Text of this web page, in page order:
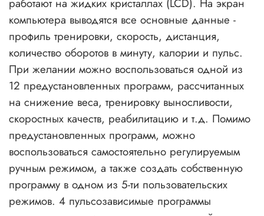
работают на жидких кристаллах (LCD). На экран
компьютера выводятся все основные данные -
профиль тренировки, скорость, дистанция,
количество оборотов в минуту, калории и пульс.
При желании можно воспользоваться одной из
12 предустановленных программ, рассчитанных
на снижение веса, тренировку выносливости,
скоростных качеств, реабилитацию и т.д. Помимо
предустановленных программ, можно
воспользоваться самостоятельно регулируемым
ручным режимом, а также создать собственную
программу в одном из 5-ти пользовательских
режимов. 4 пульсозависимые программы